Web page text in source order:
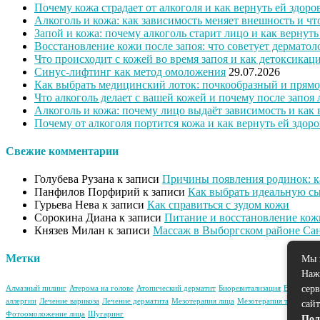
Почему кожа страдает от алкоголя и как вернуть ей
Алкоголь и кожа: как зависимость меняет внешность и
Запой и кожа: почему алкоголь старит лицо и как
Восстановление кожи после запоя: что советует
Что происходит с кожей во время запоя и как
Синус-лифтинг как метод омоложения 29.07.2026
Как выбрать медицинский лоток: почкообразный и
Что алкоголь делает с вашей кожей и почему после запоя
Алкоголь и кожа: почему лицо выдаёт зависимость и как
Почему от алкоголя портится кожа и как вернуть ей
Свежие комментарии
Голубева Рузана к записи Причины появления родинок:
Панфилов Порфирий к записи Как выбрать идеальную
Гурьева Нева к записи Как справиться с зудом кожи
Сорокина Диана к записи Питание и восстановление
Князев Милан к записи Массаж в Выборгском районе
Метки
Алмазный пилинг Атерома на голове Атопический дерматит Биоревитализация Варикоз
аллергии Лечение варикоза Лечение дерматита Мезотерапия лица Мезотерапия тела
Фотоомоложение лица Шугаринг
Мы